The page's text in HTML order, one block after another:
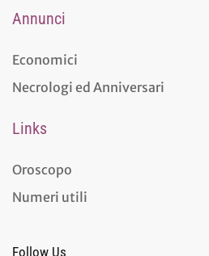
Annunci
Economici
Necrologi ed Anniversari
Links
Oroscopo
Numeri utili
Follow Us